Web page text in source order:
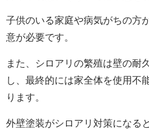
子供のいる家庭や病気がちの方
意が必要です。
また、シロアリの繁殖は壁の耐
し、 最終的には家全体を使用不
ります。
外壁塗装がシロアリ対策になる